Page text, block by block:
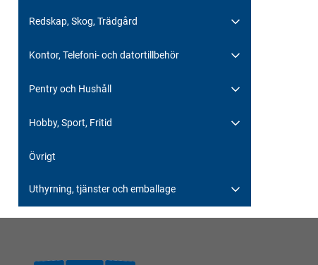
Redskap, Skog, Trädgård
Kontor, Telefoni- och datortillbehör
Pentry och Hushåll
Hobby, Sport, Fritid
Övrigt
Uthyrning, tjänster och emballage